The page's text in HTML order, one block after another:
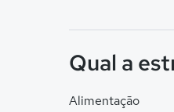
Qual a
Alimentação